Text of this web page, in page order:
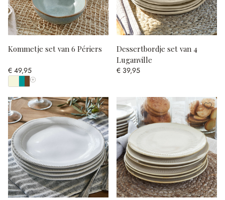
Kommetje set van 6 Périers
€ 49,95
Toon alle kleuren
Dessertbordje set van 4
Luganville
€ 39,95